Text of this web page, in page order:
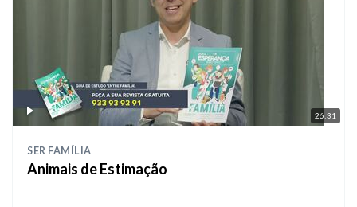
26:31
SER FAMÍLIA
Animais de Estimação